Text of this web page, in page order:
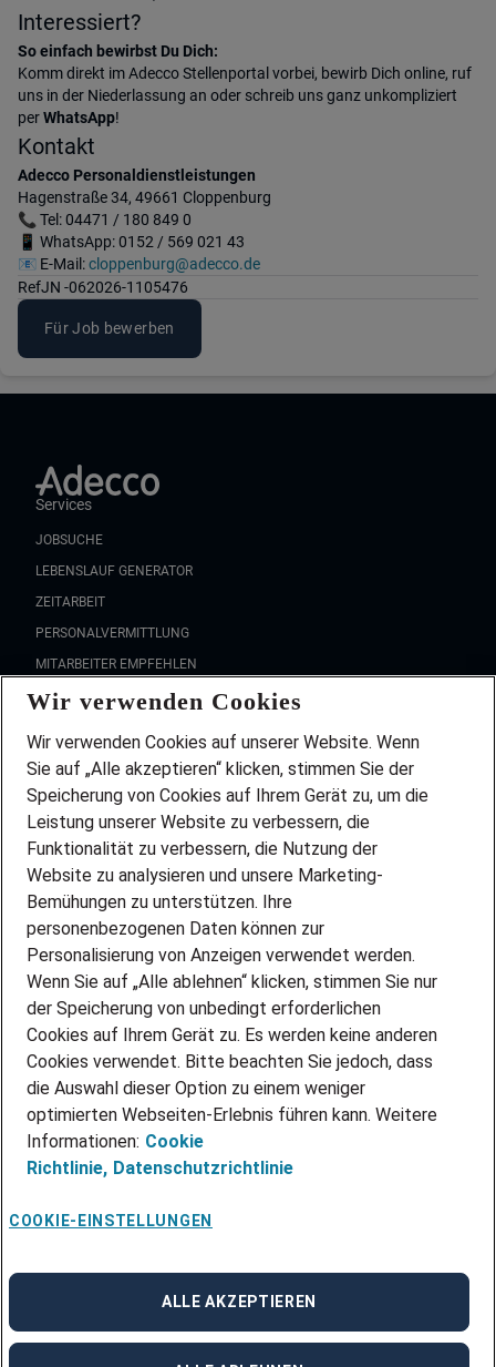
Interessiert?
So einfach bewirbst Du Dich:
Komm direkt im Adecco Stellenportal vorbei, bewirb Dich online, ruf
uns in der Niederlassung an oder schreib uns ganz unkompliziert
perWhatsApp!
Kontakt
Adecco Personaldienstleistungen
Hagenstraße 34, 49661 Cloppenburg
📞 Tel: 04471 / 180 849 0
📱 WhatsApp: 0152 / 569 021 43
📧 E-Mail:cloppenburg@adecco.de
RefJN -062026-1105476
Für Job bewerben
Services
JOBSUCHE
LEBENSLAUF GENERATOR
ZEITARBEIT
PERSONALVERMITTLUNG
MITARBEITER EMPFEHLEN
FAQ
Wir stellen ein!
DEINE BERUFSGRUPPE
DEINE LEBENSSITUATION
PARTNERSHIP WITH AIRBUS
INITIATIV BEWERBEN
ÜBER UNS
STANDORTE
BLOG
PRESSE
KONTAKT
@Adecco 2026
IMPRESSUM
DATENSCHUTZ
NUTZUNGSBEDINGUNGEN
COOKIE-RICHTLINIEN
BESCHWERDESTELLE
linkedinFacebook
Instagram
Wir verwenden Cookies
Wir verwenden Cookies auf unserer Website. Wenn
Sie auf „Alle akzeptieren“ klicken, stimmen Sie der
Speicherung von Cookies auf Ihrem Gerät zu, um die
Leistung unserer Website zu verbessern, die
Funktionalität zu verbessern, die Nutzung der
Website zu analysieren und unsere Marketing-
Bemühungen zu unterstützen. Ihre
personenbezogenen Daten können zur
Personalisierung von Anzeigen verwendet werden.
Wenn Sie auf „Alle ablehnen“ klicken, stimmen Sie nur
der Speicherung von unbedingt erforderlichen
Cookies auf Ihrem Gerät zu. Es werden keine anderen
Cookies verwendet. Bitte beachten Sie jedoch, dass
die Auswahl dieser Option zu einem weniger
optimierten Webseiten-Erlebnis führen kann. Weitere
Informationen: Cookie
Richtlinie, Datenschutzrichtlinie
COOKIE-EINSTELLUNGEN
ALLE AKZEPTIEREN